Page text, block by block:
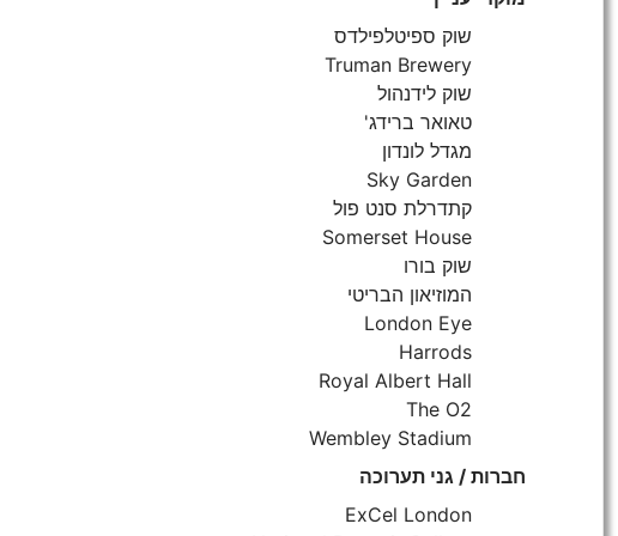
שוק ספיטלפילדס
Truman Brewery
שוק לידנהול
טאואר ברידג'
מגדל לונדון
Sky Garden
קתדרלת סנט פול
Somerset House
שוק בורו
המוזיאון הבריטי
London Eye
Harrods
Royal Albert Hall
The O2
Wembley Stadium
חברות / גני תערוכה
ExCel London